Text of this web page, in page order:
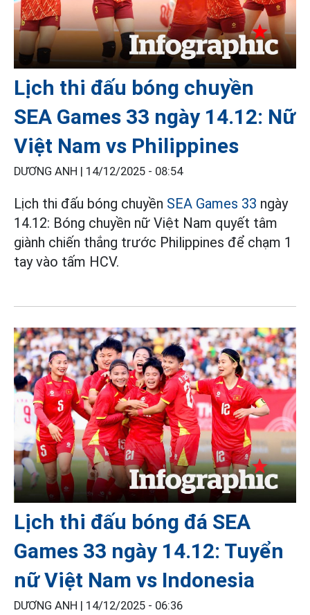
Lịch thi đấu bóng chuyền
SEA Games 33 ngày 14.12: Nữ
Việt Nam vs Philippines
DƯƠNG ANH | 14/12/2025 - 08:54
Lịch thi đấu bóng chuyền SEA Games 33 ngày
14.12: Bóng chuyền nữ Việt Nam quyết tâm
giành chiến thắng trước Philippines để chạm 1
tay vào tấm HCV.
Lịch thi đấu bóng đá SEA
Games 33 ngày 14.12: Tuyển
nữ Việt Nam vs Indonesia
DƯƠNG ANH | 14/12/2025 - 06:36